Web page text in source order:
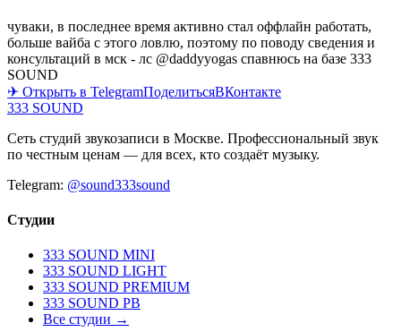
чуваки, в последнее время активно стал оффлайн работать,
больше вайба с этого ловлю, поэтому по поводу сведения и
консультаций в мск - лс @daddyyogas спавнюсь на базе 333
SOUND
✈ Открыть в TelegramПоделитьсяВКонтакте
333 SOUND
Сеть студий звукозаписи в Москве. Профессиональный звук
по честным ценам — для всех, кто создаёт музыку.
Telegram: @sound333sound
Студии
333 SOUND MINI
333 SOUND LIGHT
333 SOUND PREMIUM
333 SOUND PB
Все студии →